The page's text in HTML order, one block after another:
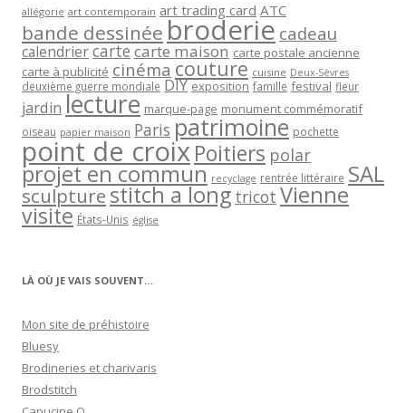
allégorie art contemporain art trading card ATC
bande dessinée broderie cadeau
calendriercartecarte maison carte postale ancienne
carte à publicité cinéma couture cuisine Deux-Sèvres
deuxième guerre mondiale DIY exposition famille festival fleur
jardin lecture marque-page monument commémoratif
oiseau papier maison Paris patrimoine pochette
point de croixPoitiers polar
projet en commun recyclage rentrée littéraire SAL
sculpturestitch a long tricot Vienne
visite États-Unis église
LÀ OÙ JE VAIS SOUVENT…
Mon site de préhistoire
Bluesy
Brodineries et charivaris
Brodstitch